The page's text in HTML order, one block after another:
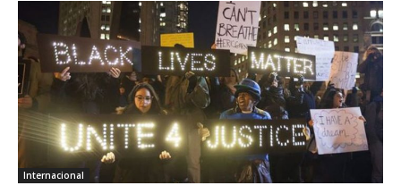
Internacional